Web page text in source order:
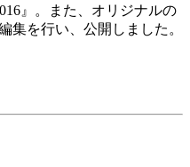
』。また、オリジナルの
集を行い、公開しました。